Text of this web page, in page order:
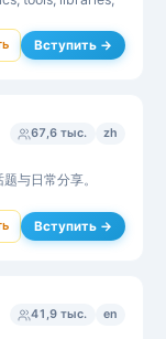
Вступить →
67,6 тыс. zh
与日常分享。
Вступить →
41,9 тыс. en